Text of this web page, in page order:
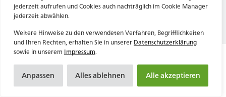
jederzeit aufrufen und Cookies auch nachträglich im Cookie Manager
jederzeit abwählen.
Weitere Hinweise zu den verwendeten Verfahren, Begrifflichkeiten
und Ihren Rechten, erhalten Sie in unsererDatenschutzerklärung
sowie in unserem Impressum.
Anpassen Alles ablehnen Alle akzeptieren
Impressum